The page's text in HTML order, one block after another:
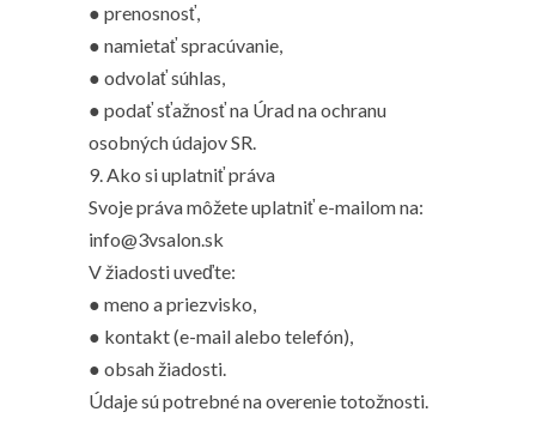
● prenosnosť,
● namietať spracúvanie,
● odvolať súhlas,
● podať sťažnosť na Úrad na ochranu
osobných údajov SR.
9. Ako si uplatniť práva
Svoje práva môžete uplatniť e-mailom na:
info@3vsalon.sk
V žiadosti uveďte:
● meno a priezvisko,
● kontakt (e-mail alebo telefón),
● obsah žiadosti.
Údaje sú potrebné na overenie totožnosti.